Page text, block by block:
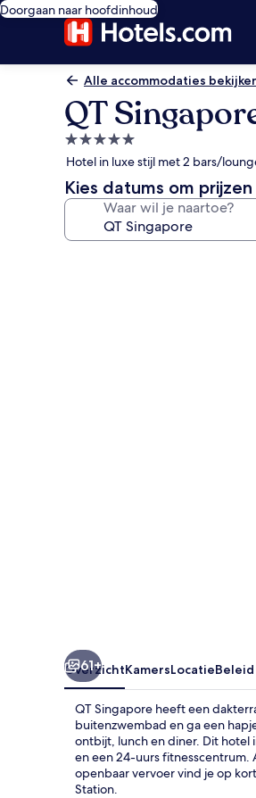
Doorgaan naar hoofdinhoud
Alle accommodaties
QT
5.0-
sterrenaccommodatie
Hotel in luxe stijl met 2 bars/
Kies datums om
Waar wil je naartoe?
61+
OverzichtKamersLocatieBeleid
QT Singapore heeft een
buitenzwembad en ga een
ontbijt, lunch en diner. Dit hotel
en een 24-uurs fitnesscentrum.
openbaar vervoer vind je op
Station.